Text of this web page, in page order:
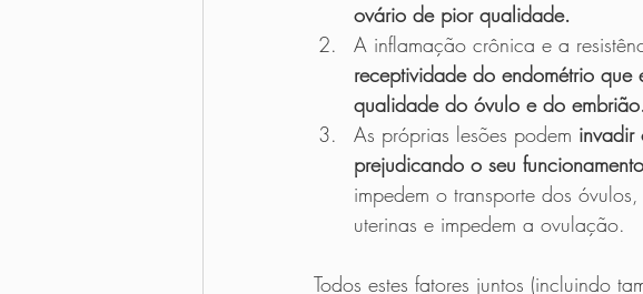
ovário de pior qualidade.
A inflamação crônica e a
receptividade do endométrio que
qualidade do óvulo e do
As próprias lesões podem invadir
prejudicando o seu funcionamento
impedem o transporte dos
uterinas e impedem a ovulação.
Todos estes fatores juntos (incluindo